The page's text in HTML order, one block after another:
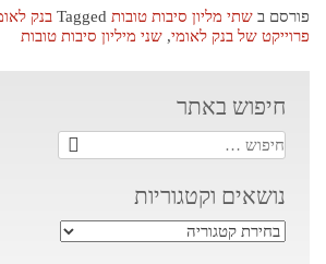
פורסם ב שתי מליון סיבות טובות Tagged בנק
פרוייקט של בנק לאומי, שני מיליון סיבות טובות
חיפוש באתר
חיפוש:
נושאים וקטגוריות
נושאים
וקטגוריות